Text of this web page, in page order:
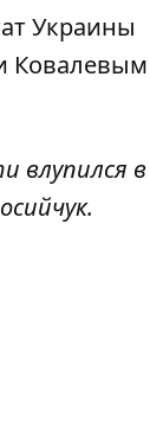
Украины
Ковалевым
влупился в
.